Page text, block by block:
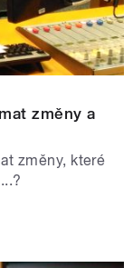
změny a
změny, které